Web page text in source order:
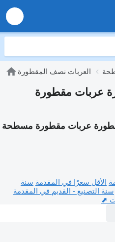
العربات نصف المقطورة
عربات مقطورة
عربات مقطورة مسطحة
الأقل سعرًا في المقدمة سنة
سنة التصنيع - القديم في المقدمة
⬈